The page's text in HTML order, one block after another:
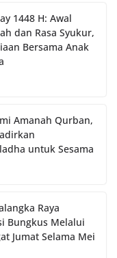
1448 H: Awal
dan Rasa Syukur,
Bersama Anak
Amanah Qurban,
untuk Sesama
Raya
Bungkus Melalui
Jumat Selama Mei